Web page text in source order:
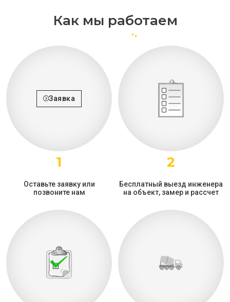
Как мы работаем
Заявка
1
Оставьте заявку или
позвоните нам
2
Бесплатный выезд инженера
на объект, замер и рассчет